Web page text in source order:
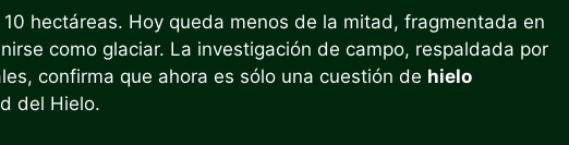
hectáreas. Hoy queda menos de la mitad, fragmentada en
como glaciar. La investigación de campo, respaldada por
confirma que ahora es sólo una cuestión de hielo
del Hielo.